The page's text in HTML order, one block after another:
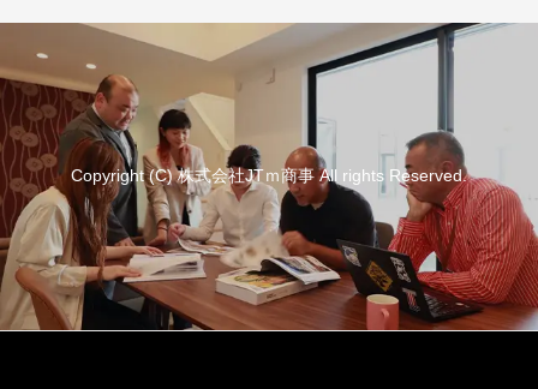
Copyright (C) 株式会社JTｍ商事 All rights Reserved.